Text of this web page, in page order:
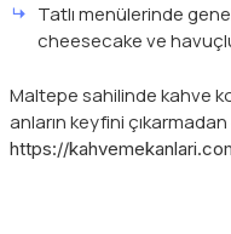
Tatlı menülerinde
cheesecake ve
Maltepe sahilinde kahve
anların keyfini
https://